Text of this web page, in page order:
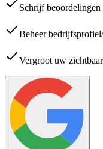
Schrijf beoordelingen
Beheer
Vergroot uw